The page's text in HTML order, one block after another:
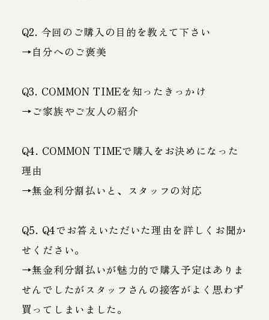
Q2. 今回のご購入の目的を教えて下さい
→自分へのご褒美
Q3. COMMON TIMEを知ったきっかけ
→ご家族やご友人の紹介
Q4. COMMON TIMEで購入をお決めになった
理由
→無金利分割払いと、スタッフの対応
Q5. Q4でお答えいただいた理由を詳しくお聞か
せください。
→無金利分割払いが魅力的で購入予定はありま
せんでしたがスタッフさんの接客がよく思わず
買ってしまいました。